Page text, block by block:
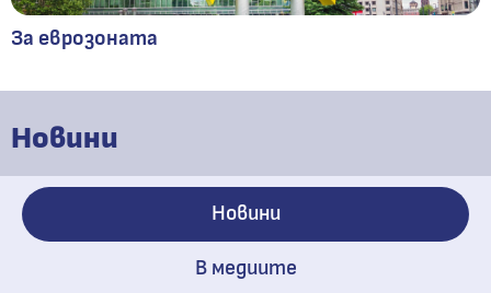
За еврозоната
Новини
Новини
В медиите